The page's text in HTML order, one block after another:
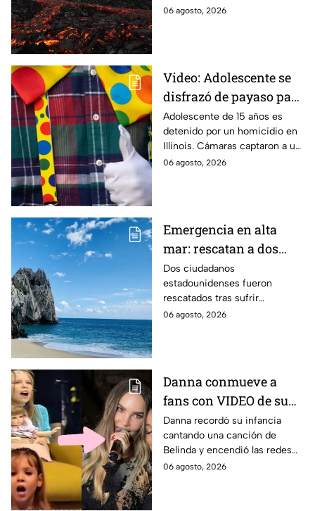
Expertos monitorean su
06 agosto, 2026
Video: Adolescente se
disfrazó de payaso para
quitarle la vida a un
abuelito
Adolescente de 15 años es
detenido por un homicidio en
Illinois. Cámaras captaron a un
supuesto sospechoso con
06 agosto, 2026
Emergencia en alta
mar: rescatan a dos
turistas tras sufrir
problemas de salud en
aguas de Los Cabos
Dos ciudadanos
estadounidenses fueron
rescatados tras sufrir
emergencias médicas a bordo
06 agosto, 2026
Danna conmueve a
fans con VIDEO de su
infancia cantando una
canción de Belinda;
prepara estreno de ‘La
dolce vita’
Danna recordó su infancia
cantando una canción de
Belinda y encendió las redes
antes del estreno de su
06 agosto, 2026